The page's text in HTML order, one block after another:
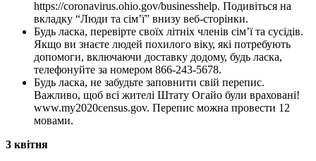
https://coronavirus.ohio.gov/businesshelp. Подивіться на
вкладку “Люди та сім’ї” внизу веб-сторінки.
Будь ласка, перевірте своїх літніх членів сім’ї та сусідів.
Якщо ви знаєте людей похилого віку, які потребують
допомоги, включаючи доставку додому, будь ласка,
телефонуйте за номером 866-243-5678.
Будь ласка, не забудьте заповнити свій перепис.
Важливо, щоб всі жителі Штату Огайо були враховані!
www.my2020census.gov. Перепис можна провести 12
мовами.
3 квітня